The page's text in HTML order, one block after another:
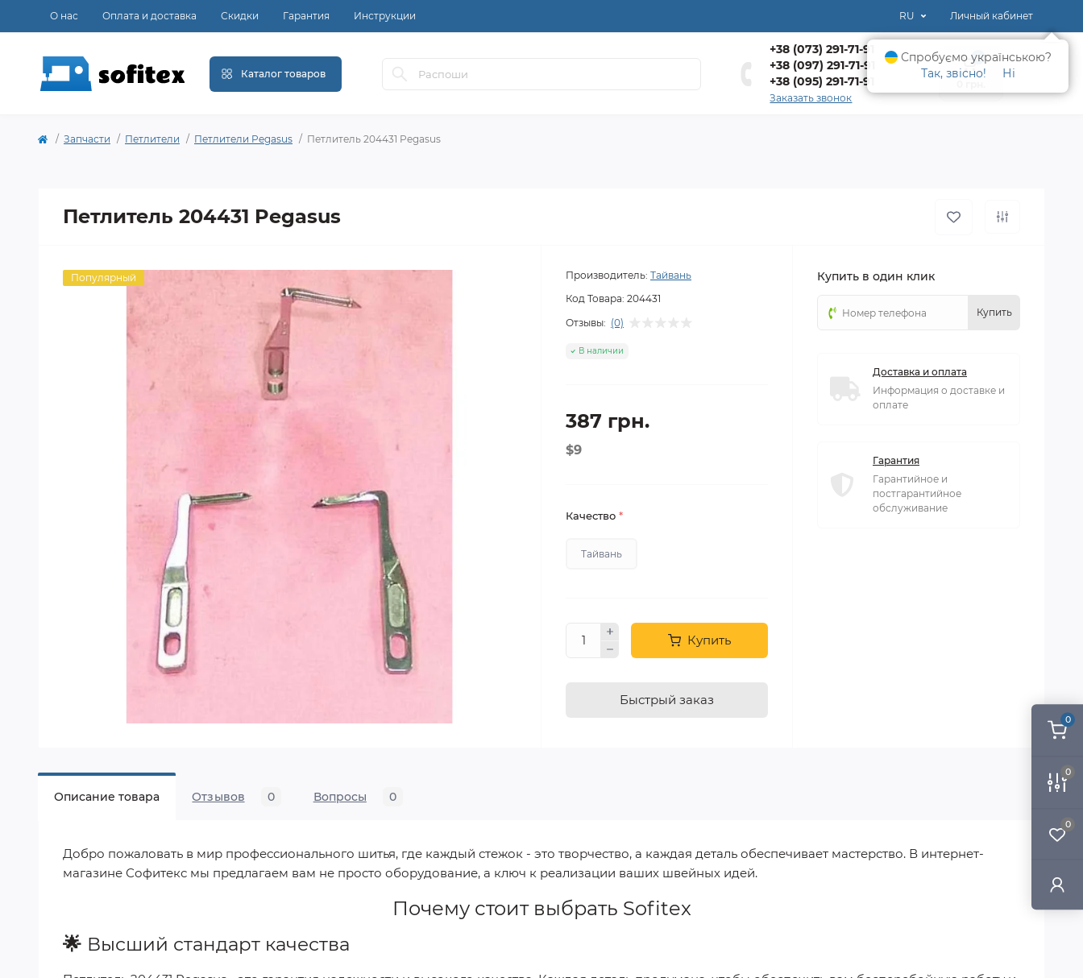
0
0
0
О нас Оплата и доставка Скидки Гарантия Инструкции RU Личный кабинет
Каталог товаров
+38 (073) 291-71-91
+38 (097) 291-71-91
+38 (095) 291-71-91
Заказать звонок
0
Запчасти Петлители Петлители Pegasus Петлитель 204431 Pegasus
Петлитель 204431 Pegasus
Популярный Производитель: Тайвань
Код Товара: 204431
Отзывы: (0)
В наличии
387 грн.
$9
Качество *
Тайвань
Купить
Быстрый заказ
Купить в один клик
Купить
Доставка и оплата
Информация о доставке и
оплате
Гарантия
Гарантийное и
постгарантийное
обслуживание
Описание товара Отзывов 0 Вопросы 0
Добро пожаловать в мир профессионального шитья, где каждый стежок - это творчество, а каждая деталь обеспечивает мастерство. В интернет-
магазине Софитекс мы предлагаем вам не просто оборудование, а ключ к реализации ваших швейных идей.
Почему стоит выбрать Sofitex
🌟 Высший стандарт качества
Спробуємо українською?
Так, звісно!
Ні